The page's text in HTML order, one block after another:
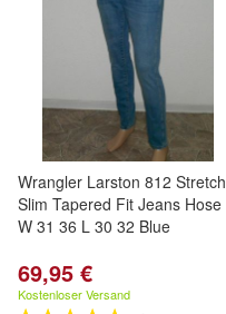
Wrangler Larston 812 Stretch
Slim Tapered Fit Jeans Hose
W 31 36 L 30 32 Blue
69,95 €
Kostenloser Versand